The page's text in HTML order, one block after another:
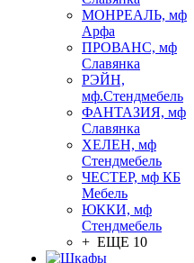
МОНРЕАЛЬ, мф
Арфа
ПРОВАНС, мф
Славянка
РЭЙН,
мф.Стендмебель
ФАНТАЗИЯ, мф
Славянка
ХЕЛЕН, мф
Стендмебель
ЧЕСТЕР, мф КБ
Мебель
ЮККИ, мф
Стендмебель
+ ЕЩЕ 10